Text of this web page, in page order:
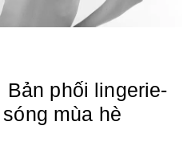
Bản phối lingerie-
mùa hè